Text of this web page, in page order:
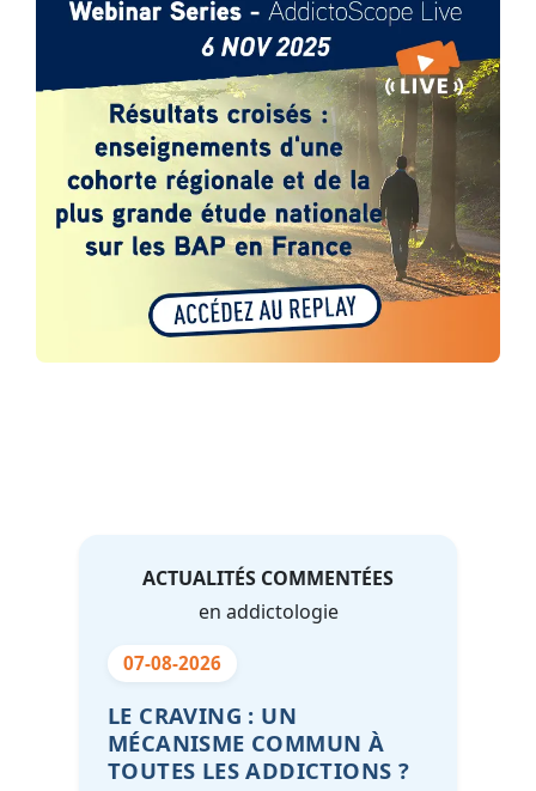
ACTUALITÉS COMMENTÉES
en addictologie
07-08-2026
LE CRAVING : UN
MÉCANISME COMMUN À
TOUTES LES ADDICTIONS ?